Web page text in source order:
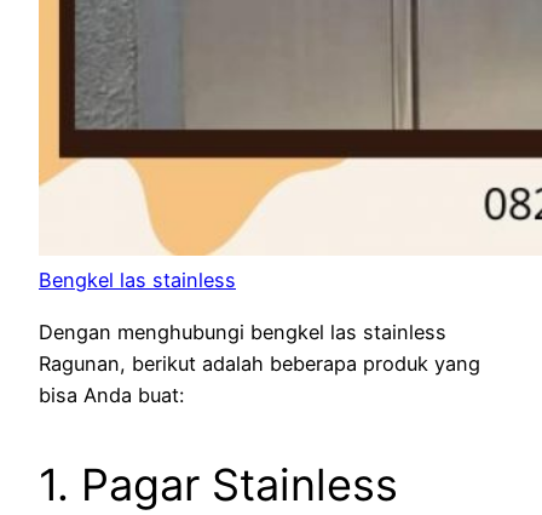
Bengkel las stainless
Dengan menghubungi bengkel las stainless
Ragunan, berikut adalah beberapa produk yang
bisa Anda buat:
1. Pagar Stainless